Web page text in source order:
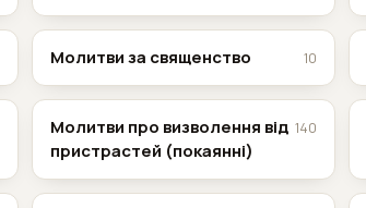
Молитви за священство 10
Молитви про визволення від
пристрастей (покаянні)
140